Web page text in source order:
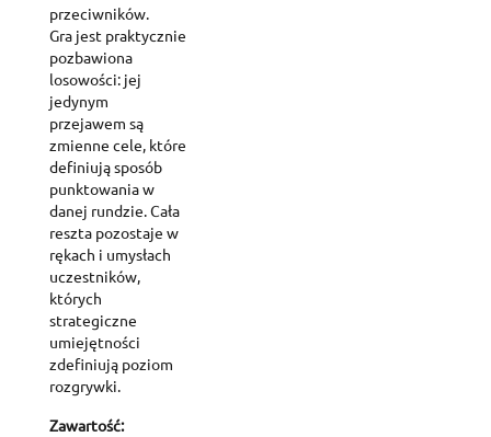
przeciwników.
Gra jest praktycznie
pozbawiona
losowości: jej
jedynym
przejawem są
zmienne cele, które
definiują sposób
punktowania w
danej rundzie. Cała
reszta pozostaje w
rękach i umysłach
uczestników,
których
strategiczne
umiejętności
zdefiniują poziom
rozgrywki.
Zawartość: